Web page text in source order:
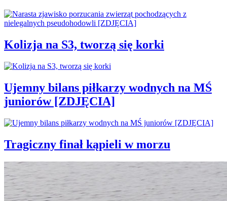
Kolizja na S3, tworzą się korki
Ujemny bilans piłkarzy wodnych na MŚ
juniorów [ZDJĘCIA]
Tragiczny finał kąpieli w morzu